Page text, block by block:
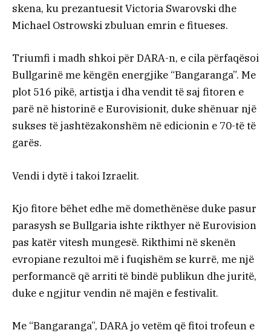
skena, ku prezantuesit Victoria Swarovski dhe
Michael Ostrowski zbuluan emrin e fitueses.
Triumfi i madh shkoi për DARA-n, e cila përfaqësoi
Bullgarinë me këngën energjike “Bangaranga”. Me
plot 516 pikë, artistja i dha vendit të saj fitoren e
parë në historinë e Eurovisionit, duke shënuar një
sukses të jashtëzakonshëm në edicionin e 70-të të
garës.
Vendi i dytë i takoi Izraelit.
Kjo fitore bëhet edhe më domethënëse duke pasur
parasysh se Bullgaria ishte rikthyer në Eurovision
pas katër vitesh mungesë. Rikthimi në skenën
evropiane rezultoi më i fuqishëm se kurrë, me një
performancë që arriti të bindë publikun dhe juritë,
duke e ngjitur vendin në majën e festivalit.
Me “Bangaranga”, DARA jo vetëm që fitoi trofeun e